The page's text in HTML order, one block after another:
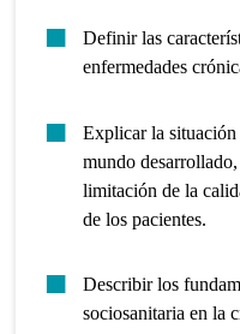
Definir las
enfermedades
Explicar la
mundo
limitación de la
de los pacientes.
Describir los
sociosanitaria en la